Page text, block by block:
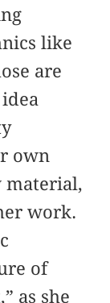
like
are
own
material,
work.
of
as she